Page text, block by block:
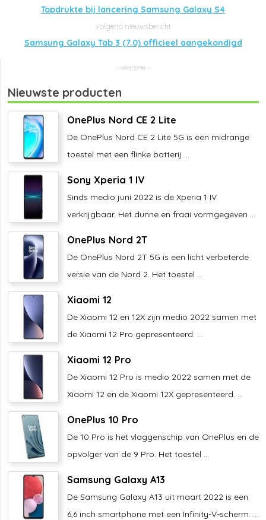
Topdrukte bij lancering Samsung Galaxy S4
Samsung Galaxy Tab 3 (7.0) officieel aangekondigd
Nieuwste producten
OnePlus Nord CE 2 Lite
De OnePlus Nord CE 2 Lite 5G is een midrange
toestel met een flinke batterij ...
Sony Xperia 1 IV
Sinds medio juni 2022 is de Xperia 1 IV
verkrijgbaar. Het dunne en fraai vormgegeven ...
OnePlus Nord 2T
De OnePlus Nord 2T 5G is een licht verbeterde
versie van de Nord 2. Het toestel ...
Xiaomi 12
De Xiaomi 12 en 12X zijn medio 2022 samen met
de Xiaomi 12 Pro gepresenteerd. ...
Xiaomi 12 Pro
De Xiaomi 12 Pro is medio 2022 samen met de
Xiaomi 12 en de Xiaomi 12X gepresenteerd. ...
OnePlus 10 Pro
De 10 Pro is het vlaggenschip van OnePlus en de
opvolger van de 9 Pro. Het toestel ...
Samsung Galaxy A13
De Samsung Galaxy A13 uit maart 2022 is een
6,6 inch smartphone met een Infinity-V-scherm. ...